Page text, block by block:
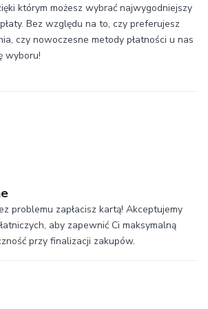
którym możesz wybrać najwygodniejszy
Bez względu na to, czy preferujesz
czy nowoczesne metody płatności u nas
wyboru!
problemu zapłacisz kartą! Akceptujemy
aby zapewnić Ci maksymalną
przy finalizacji zakupów.